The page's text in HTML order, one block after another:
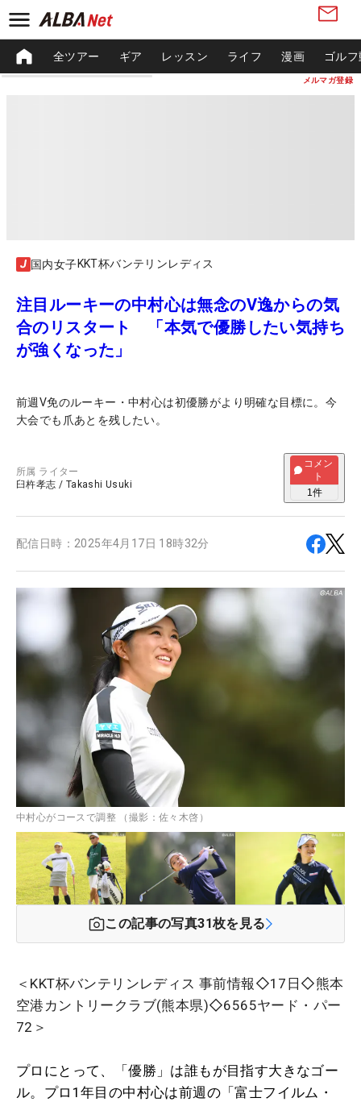
メルマガ登録
全ツアー ギア レッスン ライフ 漫画 ゴル
国内女子KKT杯バンテリンレディス
注目ルーキーの中村心は無念のV逸からの気
合のリスタート 「本気で優勝したい気持ち
が強くなった」
前週V免のルーキー・中村心は初優勝がより明確な目標に。今
大会でも爪あとを残したい。
所属 ライター
臼杵孝志 / Takashi Usuki
コメン
ト
1件
配信日時： 2025年4月17日 18時32分
中村心がコースで調整 （撮影：佐々木啓）
この記事の写真31枚を見る
＜KKT杯バンテリンレディス 事前情報◇17日◇熊本
空港カントリークラブ(熊本県)◇6565ヤード・パー
72＞
プロにとって、「優勝」は誰もが目指す大きなゴー
ル。プロ1年目の中村心は前週の「富士フイルム・